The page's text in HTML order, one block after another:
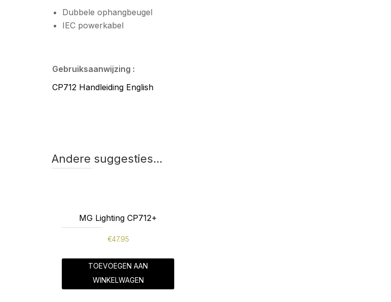
Dubbele ophangbeugel
IEC powerkabel
Gebruiksaanwijzing :
CP712 Handleiding English
Andere suggesties…
MG Lighting CP712+
€47.95
TOEVOEGEN AAN
WINKELWAGEN